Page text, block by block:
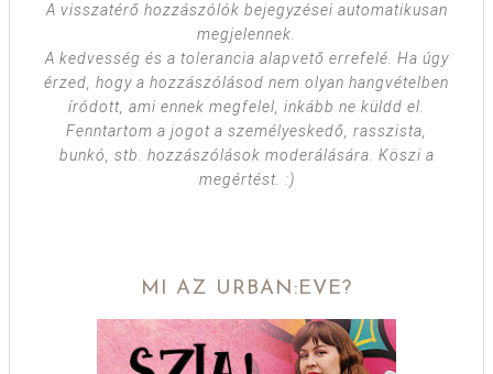
A visszatérő hozzászólók bejegyzései automatikusan
megjelennek.
A kedvesség és a tolerancia alapvető errefelé. Ha úgy
érzed, hogy a hozzászólásod nem olyan hangvételben
íródott, ami ennek megfelel, inkább ne küldd el.
Fenntartom a jogot a személyeskedő, rasszista,
bunkó, stb. hozzászólások moderálására. Köszi a
megértést. :)
MI AZ URBAN:EVE?